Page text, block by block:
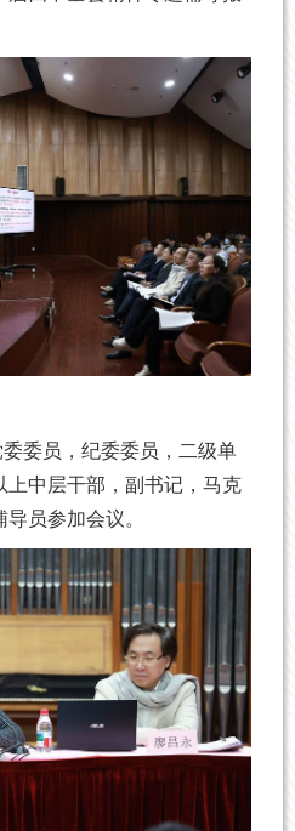
委员，纪委委员，二级单
上中层干部，副书记，马克
员参加会议。